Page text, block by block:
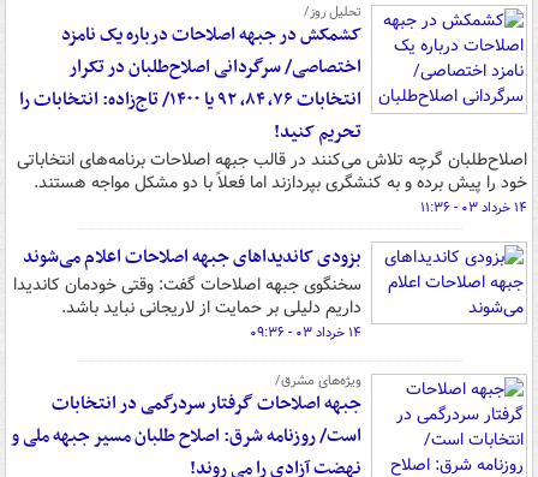
تحلیل روز/
کشمکش در جبهه اصلاحات درباره یک نامزد
اختصاصی/ سرگردانی اصلاح‌طلبان در تکرار
انتخابات ۷۶، ۸۴، ۹۲ یا ۱۴۰۰/ تاج‌زاده: انتخابات را
تحریم کنید!
اصلاح‌طلبان گرچه تلاش می‌کنند در قالب جبهه اصلاحات برنامه‌های انتخاباتی
خود را پیش برده و به کنشگری بپردازند اما فعلاً با دو مشکل مواجه هستند.
۱۴ خرداد ۰۳ - ۱۱:۳۶
بزودی کاندیداهای جبهه اصلاحات اعلام می‌شوند
سخنگوی جبهه اصلاحات گفت: وقتی خودمان کاندیدا
داریم دلیلی بر حمایت از لاریجانی نباید باشد.
۱۴ خرداد ۰۳ - ۰۹:۳۶
ویژه‌های مشرق/
جبهه اصلاحات گرفتار سردرگمی در انتخابات
است/ روزنامه شرق: اصلاح طلبان مسیر جبهه ملی و
نهضت آزادی را می روند!